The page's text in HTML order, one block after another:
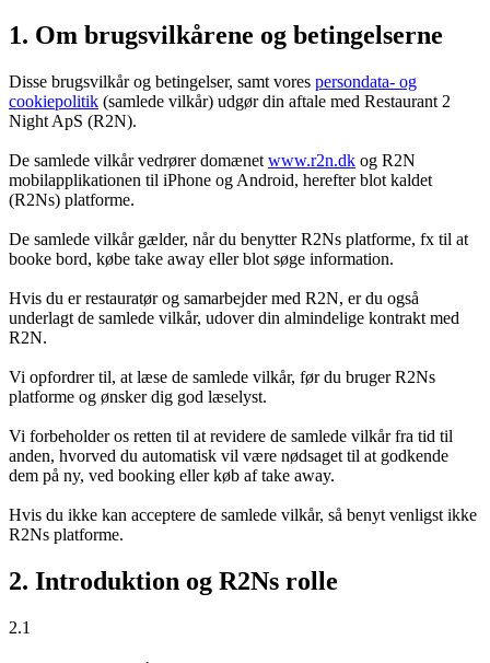
1. Om brugsvilkårene og betingelserne
Disse brugsvilkår og betingelser, samt vores persondata- og
cookiepolitik (samlede vilkår) udgør din aftale med Restaurant 2
Night ApS (R2N).
De samlede vilkår vedrører domænet www.r2n.dk og R2N
mobilapplikationen til iPhone og Android, herefter blot kaldet
(R2Ns) platforme.
De samlede vilkår gælder, når du benytter R2Ns platforme, fx til at
booke bord, købe take away eller blot søge information.
Hvis du er restauratør og samarbejder med R2N, er du også
underlagt de samlede vilkår, udover din almindelige kontrakt med
R2N.
Vi opfordrer til, at læse de samlede vilkår, før du bruger R2Ns
platforme og ønsker dig god læselyst.
Vi forbeholder os retten til at revidere de samlede vilkår fra tid til
anden, hvorved du automatisk vil være nødsaget til at godkende
dem på ny, ved booking eller køb af take away.
Hvis du ikke kan acceptere de samlede vilkår, så benyt venligst ikke
R2Ns platforme.
2. Introduktion og R2Ns rolle
2.1